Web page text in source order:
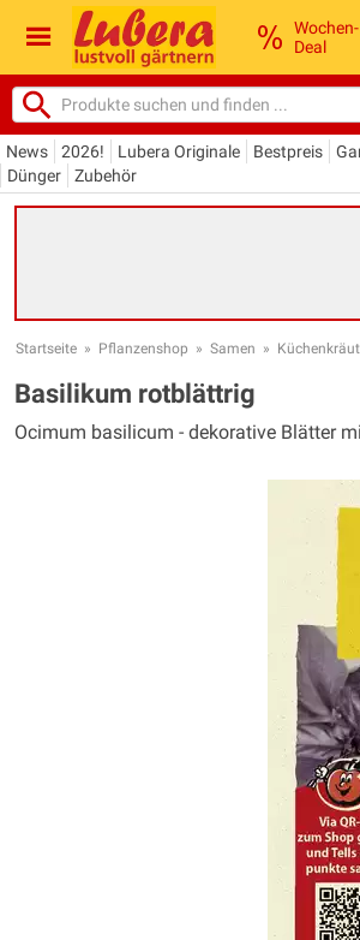
Wochen-
Deal
News 2026! Lubera Originale Bestpreis
Dünger
Zubehör
Startseite » Pflanzenshop » Samen »
Basilikum rotblättrig
Ocimum basilicum - dekorative Blätter